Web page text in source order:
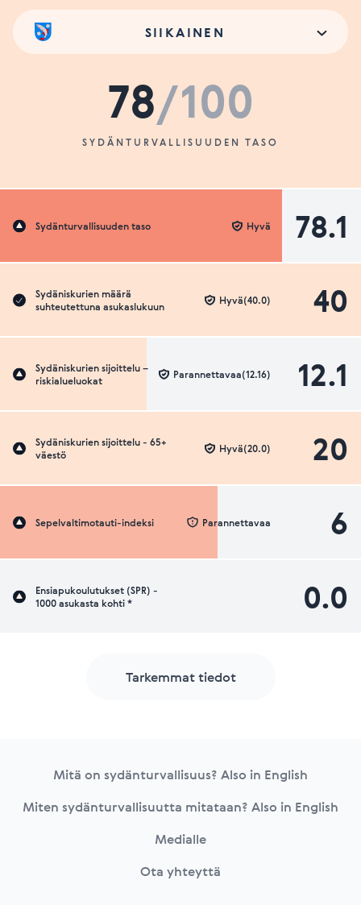
SIIKAINEN
78/100
SYDÄNTURVALLISUUDEN TASO
Sydänturvallisuuden taso 78.1
Hyvä
Sydäniskurien määrä
suhteutettuna asukaslukuun
40
Hyvä(40.0)
Sydäniskurien sijoittelu –
riskialueluokat
12.1
Parannettavaa(12.16)
Sydäniskurien sijoittelu - 65+
väestö
20
Hyvä(20.0)
Sepelvaltimotauti-indeksi 6
Parannettavaa
Ensiapukoulutukset (SPR) -
1000 asukasta kohti *
0.0
Tarkemmat tiedot
Mitä on sydänturvallisuus? Also in English
Miten sydänturvallisuutta mitataan? Also in English
Medialle
Ota yhteyttä